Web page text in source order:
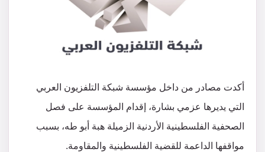
أكدت مصادر من داخل مؤسسة شبكة التلفزيون العربي
التي يديرها عزمي بشارة، إقدام المؤسسة على فصل
الصحفية الفلسطينية الأردنية الزميلة هبة أبو طه، بسبب
مواقفها الداعمة للقضية الفلسطينية والمقاومة.